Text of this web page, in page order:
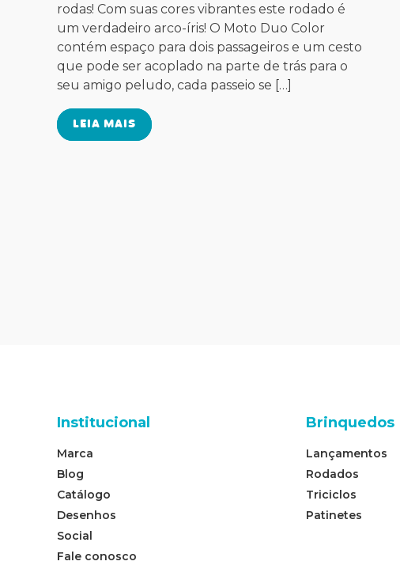
rodas! Com suas cores vibrantes este rodado é
um verdadeiro arco-íris! O Moto Duo Color
contém espaço para dois passageiros e um cesto
que pode ser acoplado na parte de trás para o
seu amigo peludo, cada passeio se […]
LEIA MAIS
Institucional
Marca
Blog
Catálogo
Desenhos
Social
Fale conosco
Brinquedos
Lançamentos
Rodados
Triciclos
Patinetes